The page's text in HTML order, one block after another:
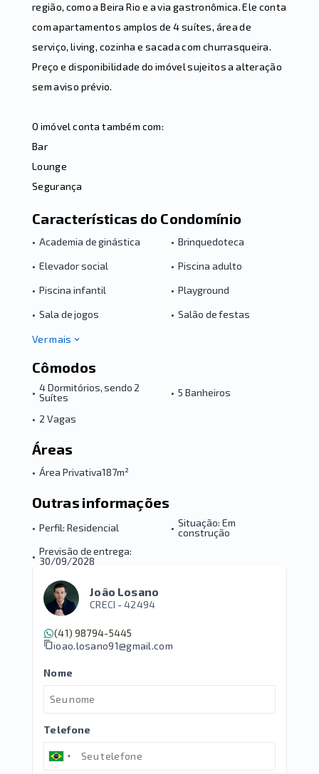
região, como a Beira Rio e a via gastronômica. Ele conta
com apartamentos amplos de 4 suítes, área de
serviço, living, cozinha e sacada com churrasqueira.
Preço e disponibilidade do imóvel sujeitos a alteração
sem aviso prévio.
O imóvel conta também com:
Bar
Lounge
Segurança
Características do Condomínio
• Academia de ginástica • Brinquedoteca
• Elevador social • Piscina adulto
• Piscina infantil • Playground
• Sala de jogos • Salão de festas
Ver mais
Cômodos
• 4 Dormitórios, sendo 2
Suítes
• 5 Banheiros
• 2 Vagas
Áreas
• Área Privativa187m²
Outras informações
• Perfil: Residencial • Situação: Em
construção
• Previsão de entrega:
30/09/2028
João Losano
CRECI -42494
(41) 98794-5445
joao.losano91@gmail.com
Nome
Telefone